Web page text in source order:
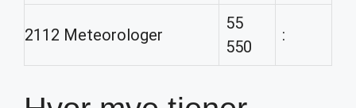
2112 Meteorologer
55
550
: